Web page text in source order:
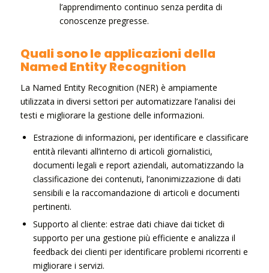
l’apprendimento continuo senza perdita di
conoscenze pregresse.
Quali sono le applicazioni della
Named Entity Recognition
La Named Entity Recognition (NER) è ampiamente
utilizzata in diversi settori per automatizzare l’analisi dei
testi e migliorare la gestione delle informazioni.
Estrazione di informazioni, per identificare e classificare
entità rilevanti all’interno di articoli giornalistici,
documenti legali e report aziendali, automatizzando la
classificazione dei contenuti, l’anonimizzazione di dati
sensibili e la raccomandazione di articoli e documenti
pertinenti.
Supporto al cliente: estrae dati chiave dai ticket di
supporto per una gestione più efficiente e analizza il
feedback dei clienti per identificare problemi ricorrenti e
migliorare i servizi.